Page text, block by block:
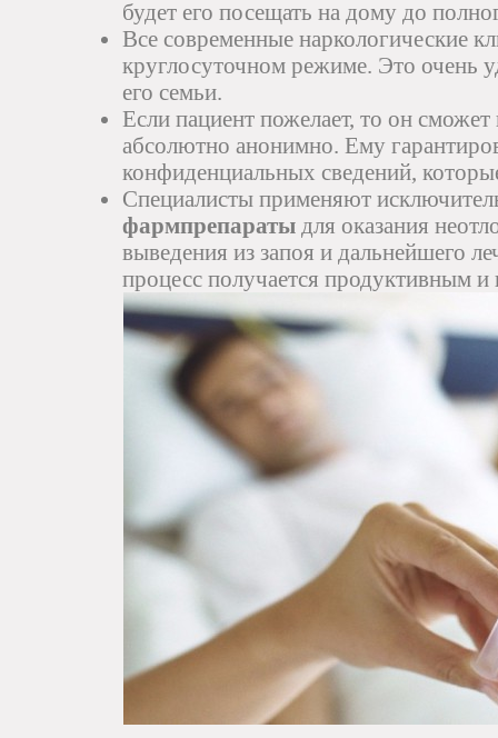
будет его посещать на дому до
Все современные наркологические
круглосуточном режиме. Это очень
его семьи.
Если пациент пожелает, то он сможет
абсолютно анонимно. Ему
конфиденциальных сведений,
Специалисты применяют
фармпрепараты для оказания
выведения из запоя и дальнейшего
процесс получается продуктивным